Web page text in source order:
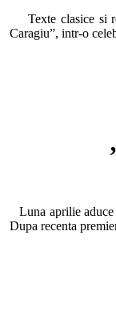
Texte clasice si
Caragiu”, intr-o
Luna aprilie aduce
Dupa recenta